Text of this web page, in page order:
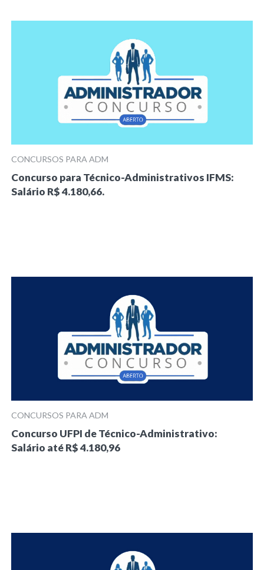
CONCURSOS PARA ADM
Concurso para Técnico-Administrativos IFMS:
Salário R$ 4.180,66.
CONCURSOS PARA ADM
Concurso UFPI de Técnico-Administrativo:
Salário até R$ 4.180,96